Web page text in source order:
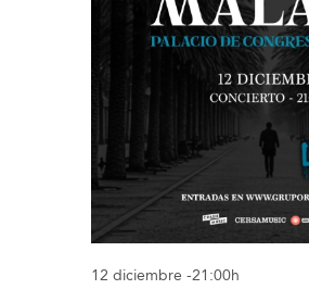
12 diciembre -21:00h